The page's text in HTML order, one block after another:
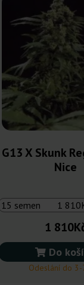
G13 X Skunk
Nice
1
Do
Odeslání do 3-